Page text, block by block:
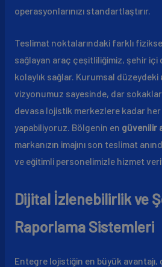
operasyonlarınızı standartlaştırır.
Teslimat noktalarındaki farklı
sağlayan araç çeşitliliğimiz, şehir içi
kolaylık sağlar. Kurumsal düzeydeki
vizyonumuz sayesinde, dar
devasa lojistik merkezlere kadar
yapabiliyoruz. Bölgenin en güvenilir
markanızın imajını son teslimat
ve eğitimli personelimizle hizmet
Dijital İzlenebilirlik ve
Raporlama Sistemleri
Entegre lojistiğin en büyük